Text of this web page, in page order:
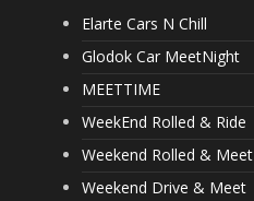
Elarte Cars N Chill
Glodok Car MeetNight
MEETTIME
WeekEnd Rolled & Ride
Weekend Rolled & Meet
Weekend Drive & Meet